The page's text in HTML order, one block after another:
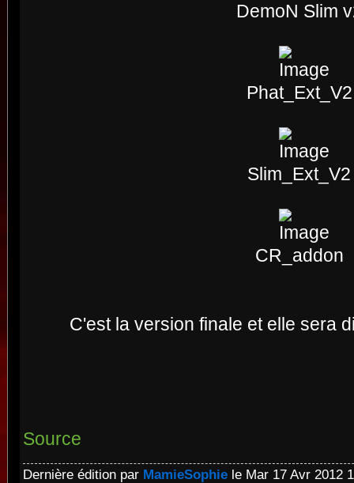
DemoN Slim
Phat_Ext_V2
Slim_Ext_V2
CR_addon
C'est la version finale et elle sera
Source
Dernière édition par MamieSophie le Mar 17 Avr 2012